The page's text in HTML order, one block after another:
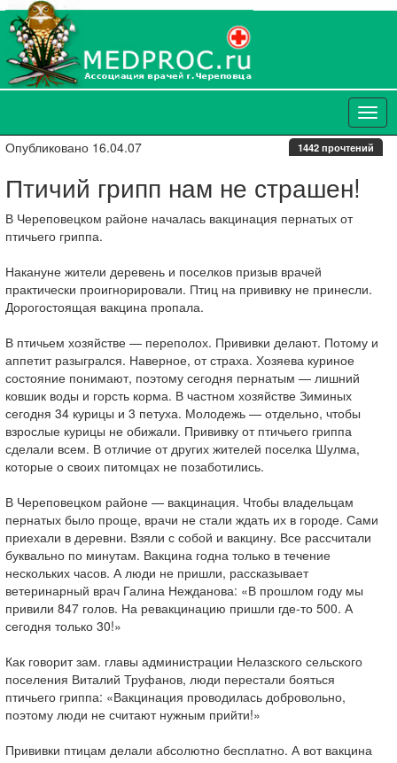
Опубликовано 16.04.07 1442 прочтений
Птичий грипп нам не страшен!
В Череповецком районе началась вакцинация пернатых от
птичьего гриппа.
Накануне жители деревень и поселков призыв врачей
практически проигнорировали. Птиц на прививку не принесли.
Дорогостоящая вакцина пропала.
В птичьем хозяйстве — переполох. Прививки делают. Потому и
аппетит разыгрался. Наверное, от страха. Хозяева куриное
состояние понимают, поэтому сегодня пернатым — лишний
ковшик воды и горсть корма. В частном хозяйстве Зиминых
сегодня 34 курицы и 3 петуха. Молодежь — отдельно, чтобы
взрослые курицы не обижали. Прививку от птичьего гриппа
сделали всем. В отличие от других жителей поселка Шулма,
которые о своих питомцах не позаботились.
В Череповецком районе — вакцинация. Чтобы владельцам
пернатых было проще, врачи не стали ждать их в городе. Сами
приехали в деревни. Взяли с собой и вакцину. Все рассчитали
буквально по минутам. Вакцина годна только в течение
нескольких часов. А люди не пришли, рассказывает
ветеринарный врач Галина Нежданова: «В прошлом году мы
привили 847 голов. На ревакцинацию пришли где-то 500. А
сегодня только 30!»
Как говорит зам. главы администрации Нелазского сельского
поселения Виталий Труфанов, люди перестали бояться
птичьего гриппа: «Вакцинация проводилась добровольно,
поэтому люди не считают нужным прийти!»
Прививки птицам делали абсолютно бесплатно. А вот вакцина